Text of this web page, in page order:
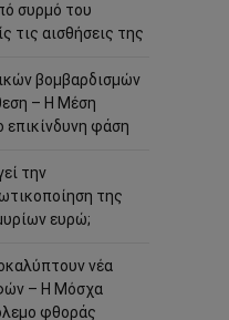
συρμό του
τις αισθήσεις της
βομβαρδισμών
– Η Μέση
επικίνδυνη φάση
την
της
ευρώ;
νέα
– Η Μόσχα
φθοράς